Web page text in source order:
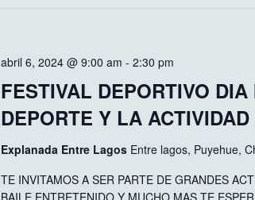
FESTIVAL DEPORTIVO
DEPORTE Y LA
abril 6, 2024 @ 9:00 am - 2:30 pm
Explanada Entre Lagos Entre lagos, Puyehue,
TE INVITAMOS A SER PARTE DE GRANDES
BAILE ENTRETENIDO Y MUCHO MAS TE